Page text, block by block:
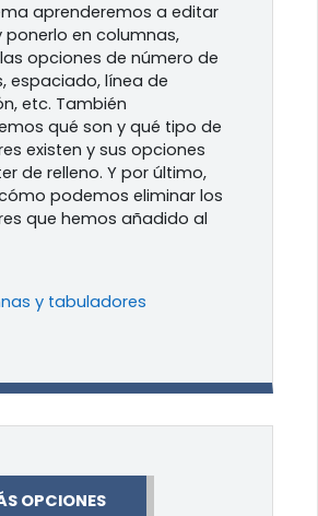
aprenderemos a editar
ponerlo en columnas,
opciones de número de
espaciado, línea de
etc. También
qué son y qué tipo de
existen y sus opciones
de relleno. Y por último,
podemos eliminar los
que hemos añadido al
y tabuladores
OPCIONES